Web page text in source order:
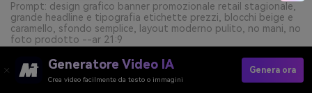
Prompt: design grafico banner promozionale retail stagionale,
grande headline e tipografia etichette prezzi, blocchi beige e
caramello, sfondo semplice, layout moderno pulito, no mani, no
foto prodotto --ar 21:9
Crea Visualizzazioni Di Palette Beige-Marrone
Generatore Video IA
Crea video facilmente da testo o immagini
Genera ora